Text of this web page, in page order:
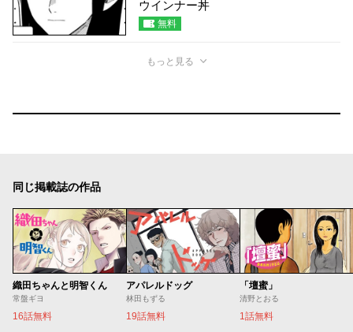
ウインナー丼
無料
もっと見る
同じ掲載誌の作品
織田ちゃんと明智くん
常盤ギヨ
16話無料
アパレルドッグ
林田もずる
19話無料
「壇蜜」
清野とおる
1話無料